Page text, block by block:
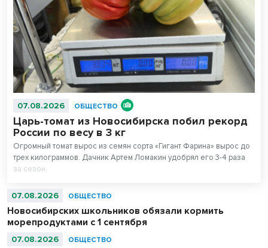
07.08.2026 ОБЩЕСТВО
Царь-томат из Новосибирска побил рекорд
России по весу в 3 кг
Огромный томат вырос из семян сорта «Гигант Фарина» вырос до
трех килограммов. Дачник Артем Ломакин удобрял его 3-4 раза
за сезон.
07.08.2026 ОБЩЕСТВО
Новосибирских школьников обязали кормить
морепродуктами с 1 сентября
07.08.2026 ОБЩЕСТВО